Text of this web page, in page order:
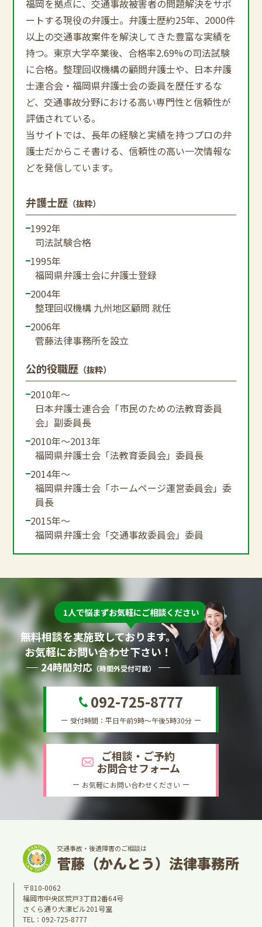
福岡を拠点に、交通事故被害者の問題解決をサポ
ートする現役の弁護士。弁護士歴約25年、2000件
以上の交通事故案件を解決してきた豊富な実績を
持つ。東京大学卒業後、合格率2.69%の司法試験
に合格。整理回収機構の顧問弁護士や、日本弁護
士連合会・福岡県弁護士会の委員を歴任するな
ど、交通事故分野における高い専門性と信頼性が
評価されている。
当サイトでは、長年の経験と実績を持つプロの弁
護士だからこそ書ける、信頼性の高い一次情報な
どを発信しています。
弁護士歴 （抜粋）
1992年
司法試験合格
1995年
福岡県弁護士会に弁護士登録
2004年
整理回収機構 九州地区顧問 就任
2006年
菅藤法律事務所を設立
公的役職歴 （抜粋）
2010年～
日本弁護士連合会「市民のための法教育委員
会」副委員長
2010年～2013年
福岡県弁護士会「法教育委員会」委員長
2014年～
福岡県弁護士会「ホームページ運営委員会」委
員長
2015年～
福岡県弁護士会「交通事故委員会」委員
1人で悩まずお気軽にご相談ください
無料相談を実施致しております。
お気軽にお問い合わせ下さい！
24時間対応（時間外受付可能）
092-725-8777
受付時間：平日午前9時～午後5時30分
ご相談・ご予約
お問合せフォーム
お気軽にお問い合わせください
交通事故・後遺障害のご相談は
菅藤（かんとう）法律事務所
〒810-0062
福岡市中央区荒戸3丁目2番64号
さくら通り大濠ビル201号室
TEL： 092-725-8777